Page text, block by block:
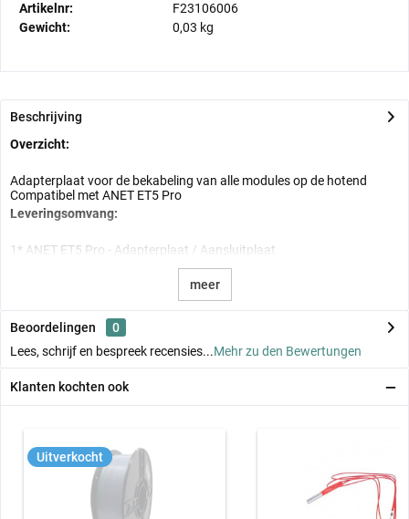
Artikelnr:
F23106006
Gewicht:
0,03 kg
Beschrijving
Overzicht:
Adapterplaat voor de bekabeling van alle modules op de hotend
Compatibel met ANET ET5 Pro
Leveringsomvang:
1* ANET ET5 Pro - Adapterplaat / Aansluitplaat
meer
Beoordelingen
0
Lees, schrijf en bespreek recensies...Mehr zu den Bewertungen
Klanten kochten ook
Uitverkocht